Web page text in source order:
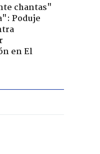
chantas"
Poduje
en El